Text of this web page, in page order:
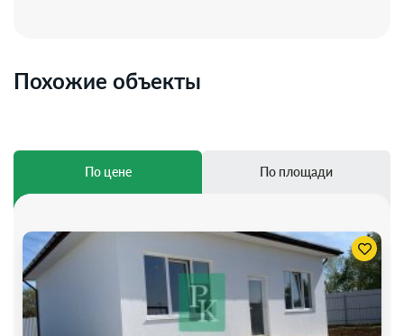
Похожие объекты
По цене По площади